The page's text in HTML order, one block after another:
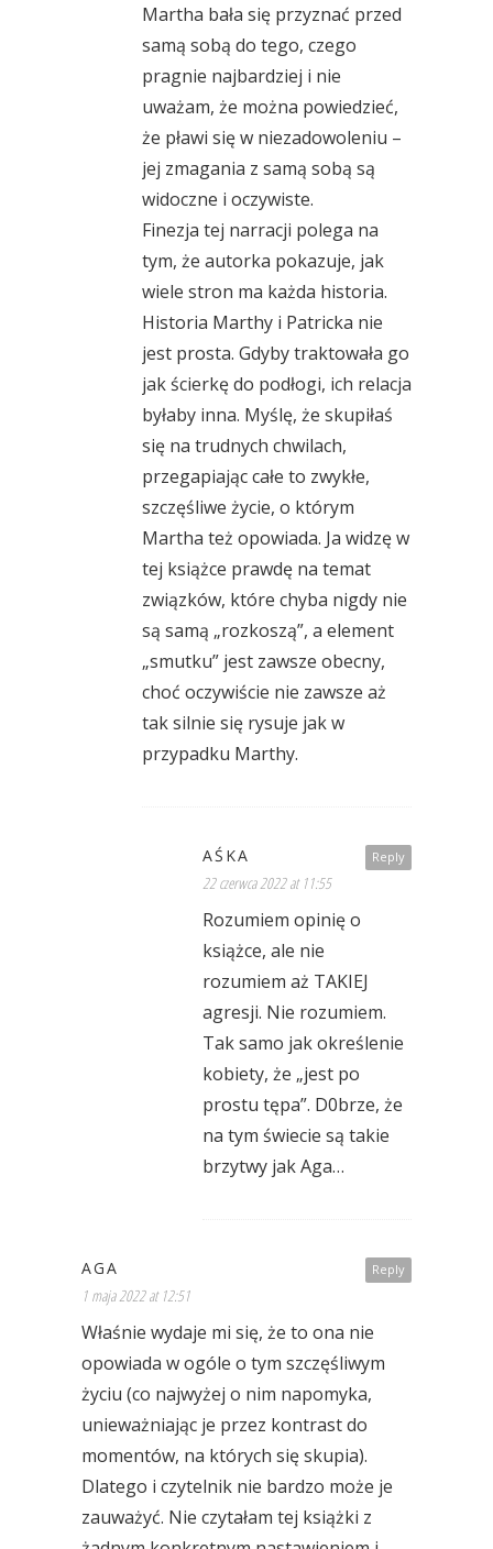
Martha bała się przyznać przed
samą sobą do tego, czego
pragnie najbardziej i nie
uważam, że można powiedzieć,
że pławi się w niezadowoleniu –
jej zmagania z samą sobą są
widoczne i oczywiste.
Finezja tej narracji polega na
tym, że autorka pokazuje, jak
wiele stron ma każda historia.
Historia Marthy i Patricka nie
jest prosta. Gdyby traktowała go
jak ścierkę do podłogi, ich relacja
byłaby inna. Myślę, że skupiłaś
się na trudnych chwilach,
przegapiając całe to zwykłe,
szczęśliwe życie, o którym
Martha też opowiada. Ja widzę w
tej książce prawdę na temat
związków, które chyba nigdy nie
są samą „rozkoszą”, a element
„smutku” jest zawsze obecny,
choć oczywiście nie zawsze aż
tak silnie się rysuje jak w
przypadku Marthy.
Reply
AŚKA
22 czerwca 2022 at 11:55
Rozumiem opinię o
książce, ale nie
rozumiem aż TAKIEJ
agresji. Nie rozumiem.
Tak samo jak określenie
kobiety, że „jest po
prostu tępa”. D0brze, że
na tym świecie są takie
brzytwy jak Aga…
Reply
AGA
1 maja 2022 at 12:51
Właśnie wydaje mi się, że to ona nie
opowiada w ogóle o tym szczęśliwym
życiu (co najwyżej o nim napomyka,
unieważniając je przez kontrast do
momentów, na których się skupia).
Dlatego i czytelnik nie bardzo może je
zauważyć. Nie czytałam tej książki z